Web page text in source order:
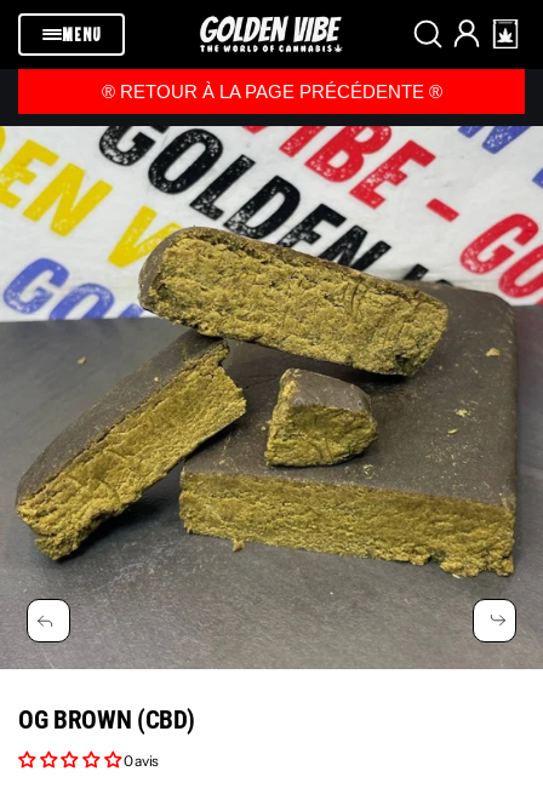
Passer au
contenuMENU
®️ RETOUR À LA PAGE PRÉCÉDENTE ®️
OG BROWN (CBD)
0 avis